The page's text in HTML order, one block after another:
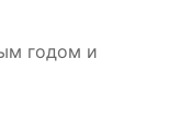
годом и